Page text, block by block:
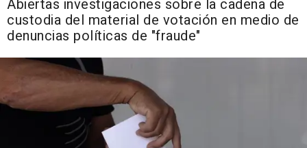
Abiertas investigaciones sobre la cadena de
custodia del material de votación en medio de
denuncias políticas de "fraude"